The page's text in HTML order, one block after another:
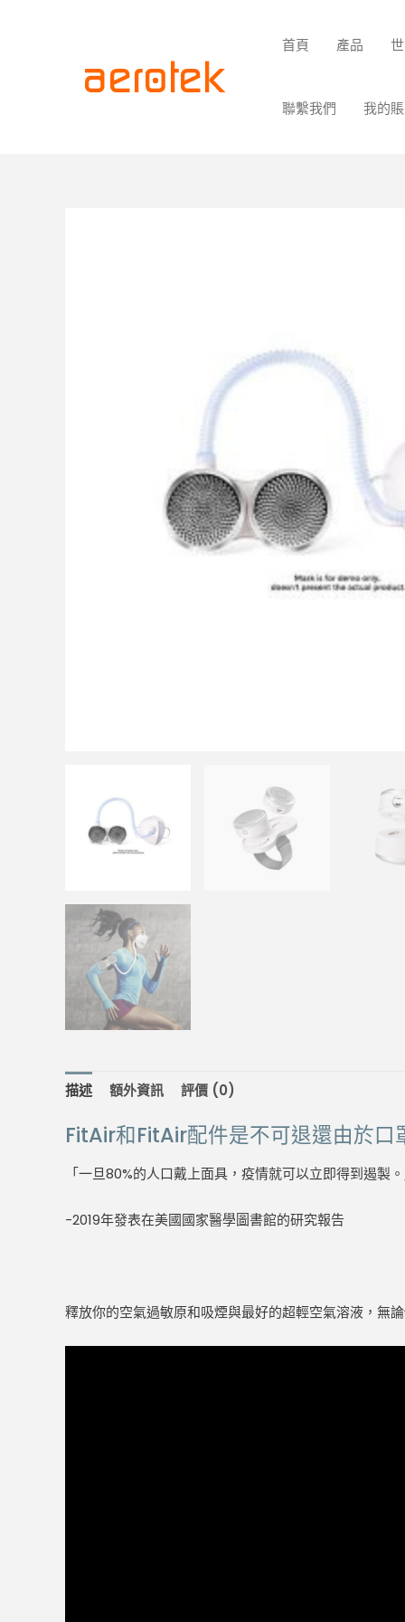
首頁 產品
聯繫我們 我的
描述 額外資訊 評價 (0)
FitAir和FitAir配件是不可退還由於
「一旦80%的人口戴上面具，疫情就可以立即得到遏製
-2019年發表在美國國家醫學圖書館的研究報告
釋放你的空氣過敏原和吸煙與最好的超輕空氣溶液，無